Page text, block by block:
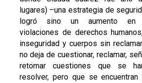
lugares) –una estrategia de
logró sino un aumento en
violaciones de derechos
inseguridad y cuerpos sin
no deja de cuestionar, reclamar,
retomar cuestiones que se
resolver, pero que se